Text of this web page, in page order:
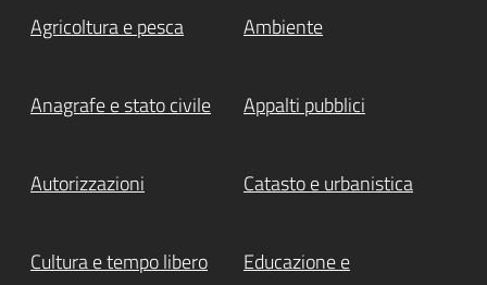
Agricoltura e pesca Ambiente
Anagrafe e stato civile Appalti pubblici
Autorizzazioni Catasto e urbanistica
Cultura e tempo libero
Educazione e